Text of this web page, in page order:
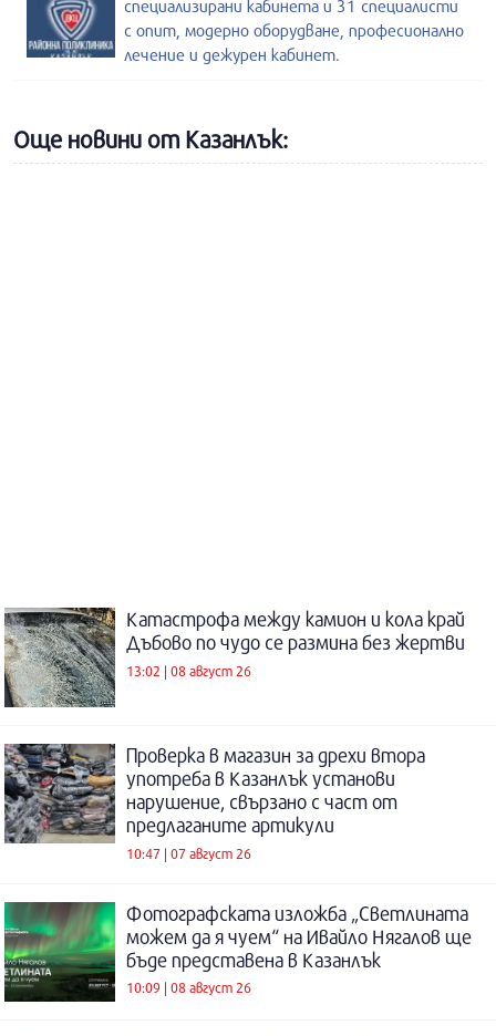
специализирани кабинета и 31 специалисти
с опит, модерно оборудване, професионално
лечение и дежурен кабинет.
Още новини от Казанлък:
Катастрофа между камион и кола край
Дъбово по чудо се размина без жертви
13:02 | 08 август 26
Проверка в магазин за дрехи втора
употреба в Казанлък установи
нарушение, свързано с част от
предлаганите артикули
10:47 | 07 август 26
Фотографската изложба „Светлината
можем да я чуем“ на Ивайло Нягалов ще
бъде представена в Казанлък
10:09 | 08 август 26